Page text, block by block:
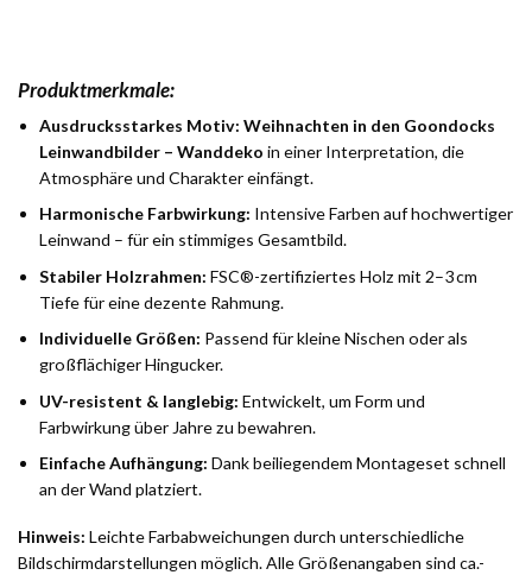
Produktmerkmale:
Ausdrucksstarkes Motiv: Weihnachten in den Goondocks
Leinwandbilder – Wanddeko in einer Interpretation, die
Atmosphäre und Charakter einfängt.
Harmonische Farbwirkung: Intensive Farben auf hochwertiger
Leinwand – für ein stimmiges Gesamtbild.
Stabiler Holzrahmen: FSC®-zertifiziertes Holz mit 2–3 cm
Tiefe für eine dezente Rahmung.
Individuelle Größen: Passend für kleine Nischen oder als
großflächiger Hingucker.
UV-resistent & langlebig: Entwickelt, um Form und
Farbwirkung über Jahre zu bewahren.
Einfache Aufhängung: Dank beiliegendem Montageset schnell
an der Wand platziert.
Hinweis: Leichte Farbabweichungen durch unterschiedliche
Bildschirmdarstellungen möglich. Alle Größenangaben sind ca.-